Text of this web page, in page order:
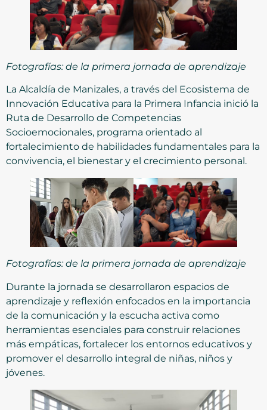
Fotografías: de la primera jornada de aprendizaje
La Alcaldía de Manizales, a través del Ecosistema de
Innovación Educativa para la Primera Infancia inició la
Ruta de Desarrollo de Competencias
Socioemocionales, programa orientado al
fortalecimiento de habilidades fundamentales para la
convivencia, el bienestar y el crecimiento personal.
Fotografías: de la primera jornada de aprendizaje
Durante la jornada se desarrollaron espacios de
aprendizaje y reflexión enfocados en la importancia
de la comunicación y la escucha activa como
herramientas esenciales para construir relaciones
más empáticas, fortalecer los entornos educativos y
promover el desarrollo integral de niñas, niños y
jóvenes.